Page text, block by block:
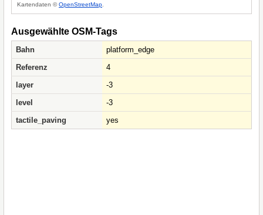
Kartendaten ©OpenStreetMap
Ausgewählte OSM-Tags
Bahn
platform_edge
Referenz
4
layer
-3
level
-3
tactile_paving
yes